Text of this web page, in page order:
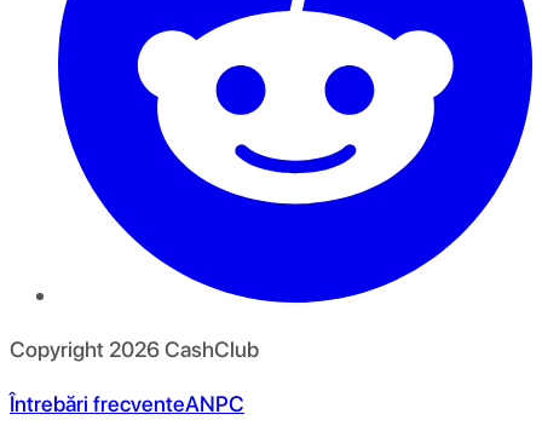
Copyright 2026CashClub
Întrebări frecventeANPC